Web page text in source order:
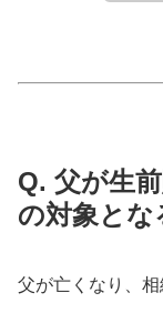
Q. 父が生
の対象とな
父が亡くなり、相